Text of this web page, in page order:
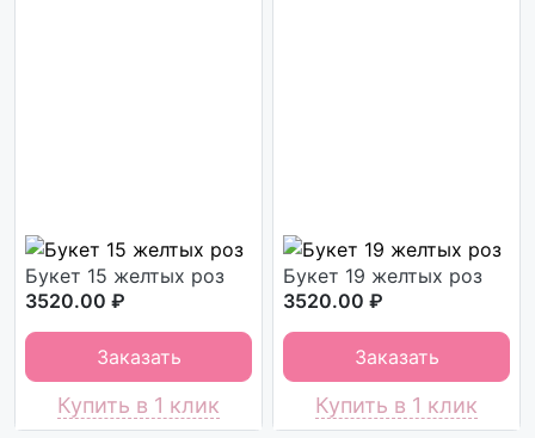
Букет 15 желтых роз
3520.00 ₽
Заказать
Купить в 1 клик
Букет 19 желтых роз
3520.00 ₽
Заказать
Купить в 1 клик